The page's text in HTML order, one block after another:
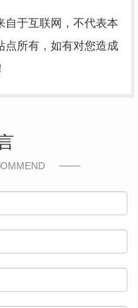
自于互联网，不代表本
点所有，如有对您造成